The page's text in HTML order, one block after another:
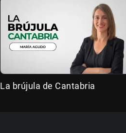
La brújula de Cantabria